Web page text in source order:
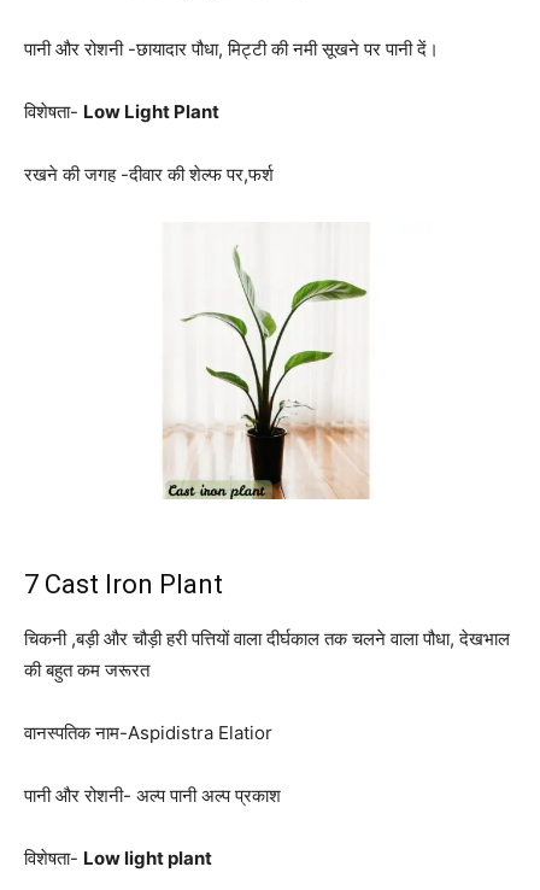
पानी और रोशनी -छायादार पौधा, मिट्टी की नमी सूखने पर पानी दें।
विशेषता- Low Light Plant
रखने की जगह -दीवार की शेल्फ पर,फर्श
7 Cast Iron Plant
चिकनी ,बड़ी और चौड़ी हरी पत्तियों वाला दीर्घकाल तक चलने वाला पौधा, देखभाल
की बहुत कम जरूरत
वानस्पतिक नाम-Aspidistra Elatior
पानी और रोशनी- अल्प पानी अल्प प्रकाश
विशेषता- Low light plant